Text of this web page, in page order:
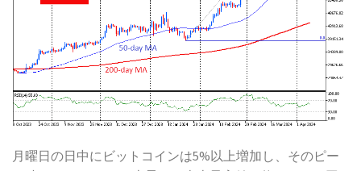
月曜日の日中にビットコインは5%以上増加し、そのピー